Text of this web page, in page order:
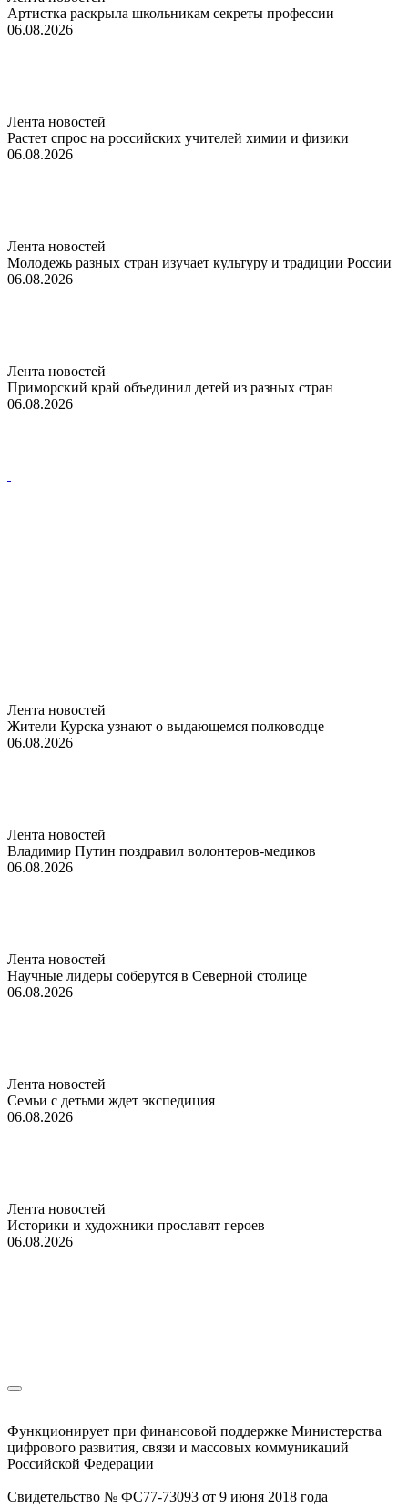
Артистка раскрыла школьникам секреты профессии
06.08.2026
Лента новостей
Растет спрос на российских учителей химии и физики
06.08.2026
Лента новостей
Молодежь разных стран изучает культуру и традиции России
06.08.2026
Лента новостей
Приморский край объединил детей из разных стран
06.08.2026
Лента новостей
Жители Курска узнают о выдающемся полководце
06.08.2026
Лента новостей
Владимир Путин поздравил волонтеров-медиков
06.08.2026
Лента новостей
Научные лидеры соберутся в Северной столице
06.08.2026
Лента новостей
Семьи с детьми ждет экспедиция
06.08.2026
Лента новостей
Историки и художники прославят героев
06.08.2026
Функционирует при финансовой поддержке Министерства
цифрового развития, связи и массовых коммуникаций
Российской Федерации
Свидетельство № ФС77-73093 от 9 июня 2018 года